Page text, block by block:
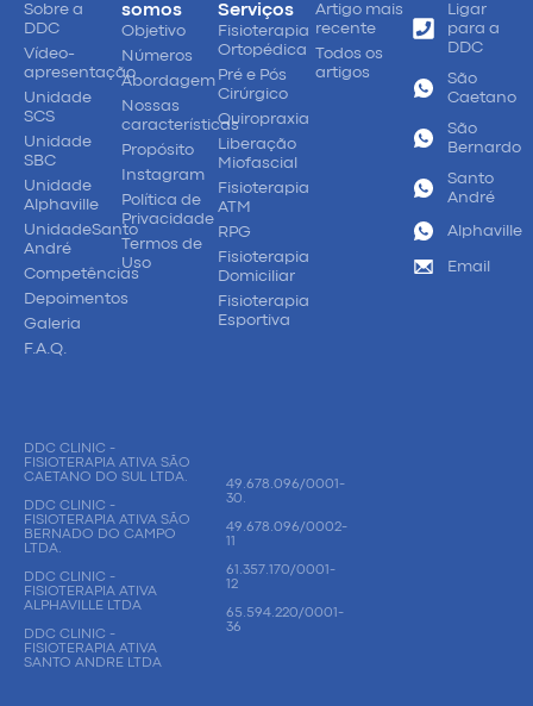
Sobre a
DDC
Vídeo-
apresentação
Unidade
SCS
Unidade
SBC
Unidade
Alphaville
UnidadeSanto
André
Competências
Depoimentos
Galeria
F.A.Q.
somos
Objetivo
Números
Abordagem
Nossas
características
Propósito
Instagram
Política de
Privacidade
Termos de
Uso
Serviços
Fisioterapia
Ortopédica
Pré e Pós
Cirúrgico
Quiropraxia
Liberação
Miofascial
Fisioterapia
ATM
RPG
Fisioterapia
Domiciliar
Fisioterapia
Esportiva
Artigo mais
recente
Todos os
artigos
Ligar
para a
DDC
São
Caetano
São
Bernardo
Santo
André
Alphaville
Email
DDC CLINIC -
FISIOTERAPIA ATIVA SÃO
CAETANO DO SUL LTDA.
DDC CLINIC -
FISIOTERAPIA ATIVA SÃO
BERNADO DO CAMPO
LTDA.
DDC CLINIC -
FISIOTERAPIA ATIVA
ALPHAVILLE LTDA
DDC CLINIC -
FISIOTERAPIA ATIVA
SANTO ANDRE LTDA
49.678.096/0001-
30.
49.678.096/0002-
11
61.357.170/0001-
12
65.594.220/0001-
36